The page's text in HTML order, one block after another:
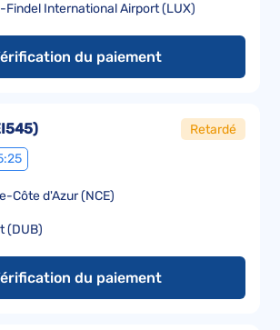
International Airport (LUX)
du paiement
) Retardé
Côte d'Azur (NCE)
(DUB)
du paiement